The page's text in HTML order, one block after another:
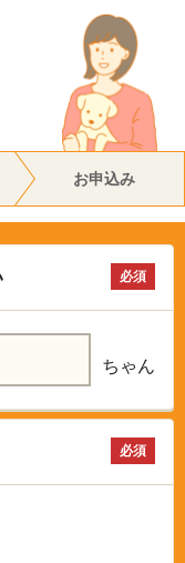
お申込み
必須
ちゃん
必須